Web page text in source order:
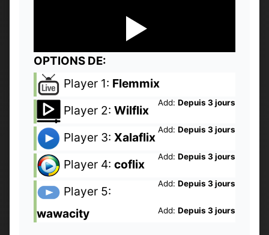
OPTIONS DE:
Player 1: Flemmix
Add: Depuis 3 jours
Player 2: Wilflix
Add: Depuis 3 jours
Player 3: Xalaflix
Add: Depuis 3 jours
Player 4: coflix
Add: Depuis 3 jours
Player 5:
wawacity
Add: Depuis 3 jours